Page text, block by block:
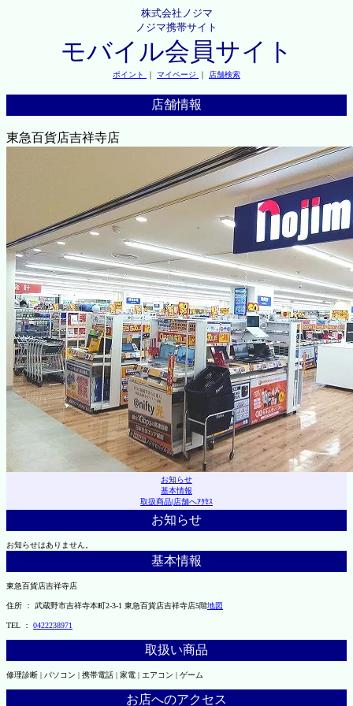
株式会社ノジマ
ノジマ携帯サイト
モバイル会員サイト
ポイント ｜ マイページ ｜ 店舗検索
店舗情報
東急百貨店吉祥寺店
お知らせ
基本情報
取扱商品|店舗へｱｸｾｽ
お知らせ
お知らせはありません。
基本情報
東急百貨店吉祥寺店
住所 ： 武蔵野市吉祥寺本町2-3-1 東急百貨店吉祥寺店5階地図
TEL ： 0422238971
取扱い商品
修理診断 | パソコン | 携帯電話 | 家電 | エアコン | ゲーム
お店へのアクセス